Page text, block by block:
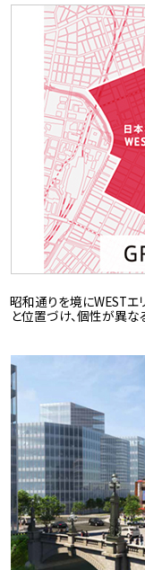
昭和通りを境にWESTエ
と位置づけ、個性が異